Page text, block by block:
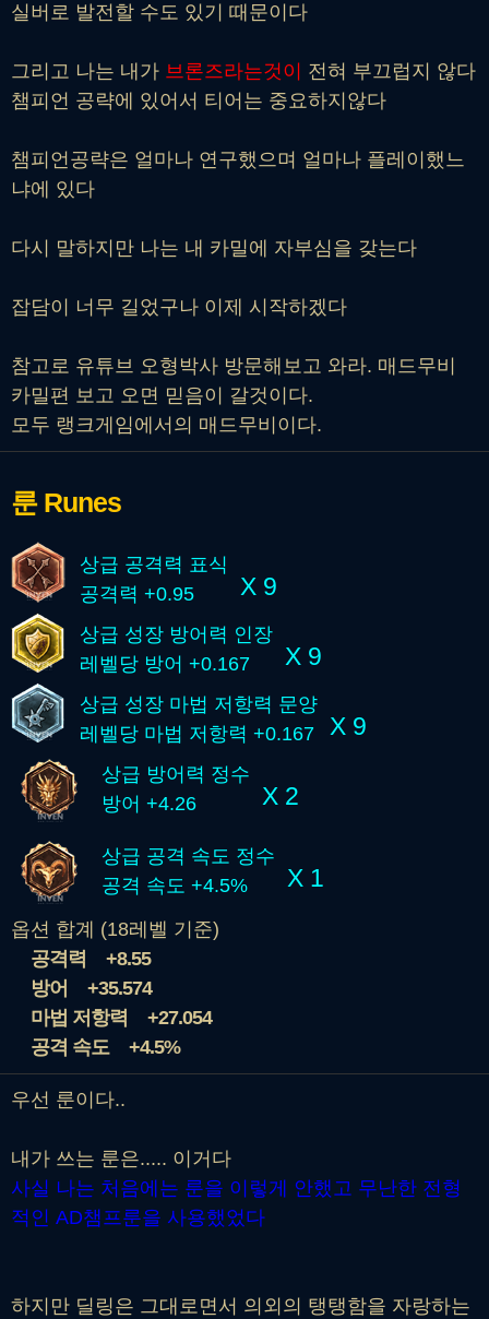
실버로 발전할 수도 있기 때문이다
그리고 나는 내가 브론즈라는것이
전혀 부끄럽지 않다
챔피언 공략에 있어서 티어는 중요하지않다
챔피언공략은 얼마나 연구했으며 얼마나 플레이했느
냐에 있다
다시 말하지만 나는 내 카밀에 자부심을 갖는다
잡담이 너무 길었구나 이제 시작하겠다
참고로 유튜브 오형박사 방문해보고 와라. 매드무비
카밀편 보고 오면 믿음이 갈것이다.
모두 랭크게임에서의 매드무비이다.
룬 Runes
상급 공격력 표식
공격력 +0.95
X 9
상급 성장 방어력 인장
레벨당 방어 +0.167
X 9
상급 성장 마법 저항력 문양
레벨당 마법 저항력 +0.167
X 9
상급 방어력 정수
방어 +4.26
X 2
상급 공격 속도 정수
공격 속도 +4.5%
X 1
옵션 합계 (18레벨 기준)
공격력
+8.55
방어
+35.574
마법 저항력
+27.054
공격 속도
+4.5%
우선 룬이다..
내가 쓰는 룬은..... 이거다
사실 나는 처음에는 룬을 이렇게 안했고 무난한 전형
적인 AD챔프룬을 사용했었다
하지만 딜링은 그대로면서 의외의 탱탱함을 자랑하는